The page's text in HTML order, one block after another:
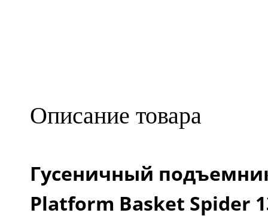
Описание товара
Гусеничный
Platform Basket Spider